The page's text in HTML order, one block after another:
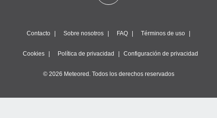
Contacto Sobre nosotros FAQ Términos de uso
Cookies Política de privacidad Configuración de privacidad
© 2026 Meteored. Todos los derechos reservados